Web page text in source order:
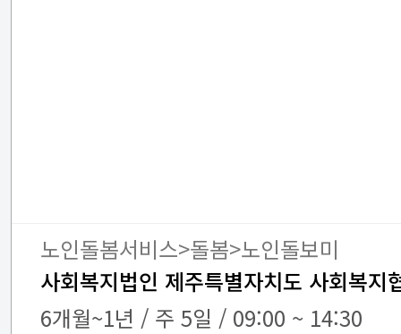
노인돌봄서비스>돌봄>노인돌보미
사회복지법인 제주특별자치도 사회복지
6개월~1년 / 주 5일 / 09:00 ~ 14:30